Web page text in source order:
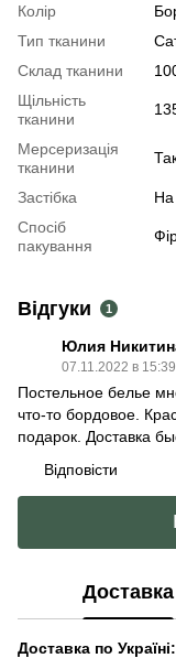
Колір
Тип тканини
Склад тканини
Щільність
тканини
Мерсеризація
тканини
Застібка
На
Спосіб
пакування
Відгуки 1
Юлия
07.11.2022 в 15:39
Постельное белье
что-то бордовое.
подарок. Доставка
Відповісти
Доставка
Доставка по Україні: